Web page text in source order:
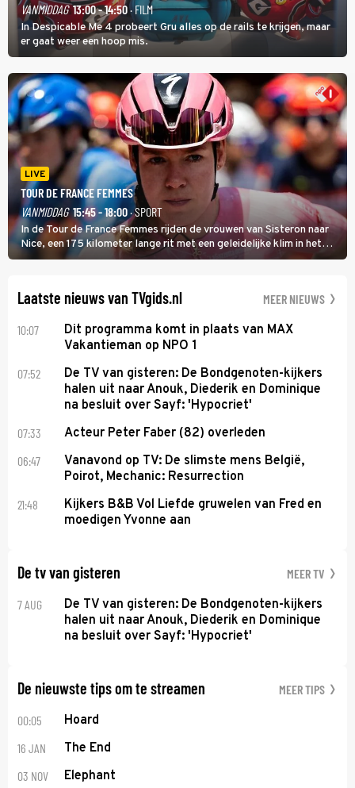
VANMIDDAG 13:00 - 14:50· FILM
In Despicable Me 4 probeert Gru alles op de rails te krijgen, maar
er gaat weer een hoop mis.
LIVE
TOUR DE FRANCE FEMMES
VANMIDDAG 15:45 - 18:00· SPORT
In de Tour de France Femmes rijden de vrouwen van Sisteron naar
Nice, een 175 kilometer lange rit met een geleidelijke klim in het
midden. Dat is mogelijk niet de zwaarste hindernis, dat is de
Laatste nieuws van TVgids.nl MEER NIEUWS
10:07
Dit programma komt in plaats van MAX
Vakantieman op NPO 1
07:52
De TV van gisteren: De Bondgenoten-kijkers
halen uit naar Anouk, Diederik en Dominique
na besluit over Sayf: 'Hypocriet'
07:33 Acteur Peter Faber (82) overleden
06:47
Vanavond op TV: De slimste mens België,
Poirot, Mechanic: Resurrection
21:48
Kijkers B&B Vol Liefde gruwelen van Fred en
moedigen Yvonne aan
De tv van gisteren MEER TV
7 AUG
De TV van gisteren: De Bondgenoten-kijkers
halen uit naar Anouk, Diederik en Dominique
na besluit over Sayf: 'Hypocriet'
De nieuwste tips om te streamen MEER TIPS
00:05 Hoard
16 JAN The End
03 NOV Elephant